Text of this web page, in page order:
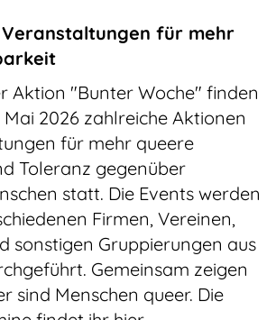
für mehr
Aktion "Bunter Woche" finden
Mai 2026 zahlreiche Aktionen
für mehr queere
Toleranz gegenüber
statt. Die Events werden
Firmen, Vereinen,
sonstigen Gruppierungen aus
Gemeinsam zeigen
sind Menschen queer. Die